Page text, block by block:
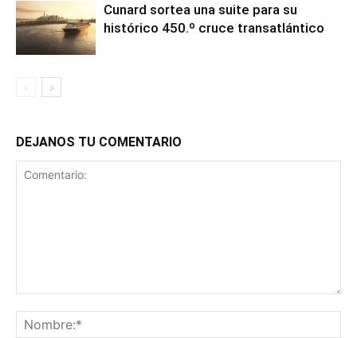
Cunard sortea una suite para su
histórico 450.º cruce transatlántico
DEJANOS TU COMENTARIO